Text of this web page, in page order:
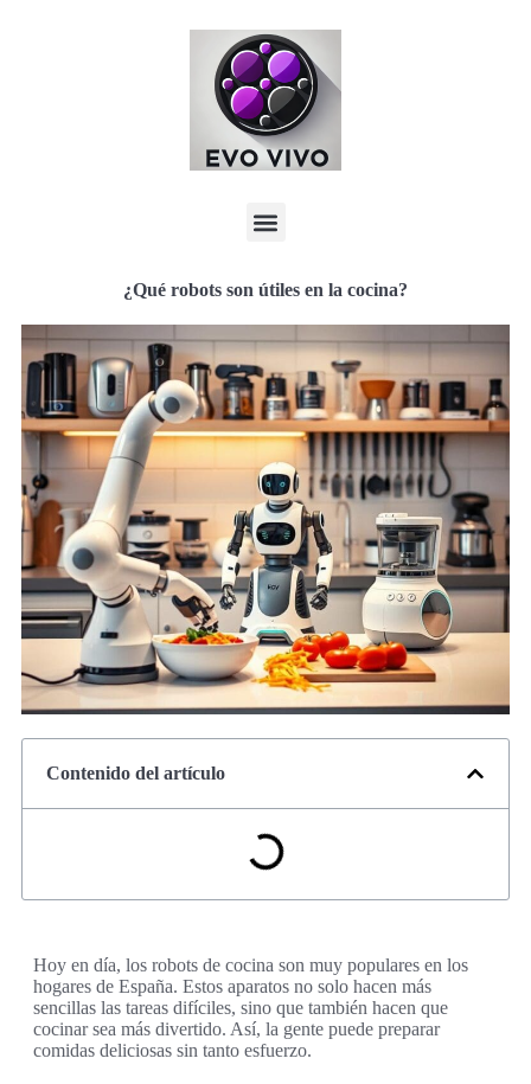
¿Qué robots son útiles en la cocina?
Contenido del artículo
Hoy en día, los robots de cocina son muy populares en los
hogares de España. Estos aparatos no solo hacen más
sencillas las tareas difíciles, sino que también hacen que
cocinar sea más divertido. Así, la gente puede preparar
comidas deliciosas sin tanto esfuerzo.